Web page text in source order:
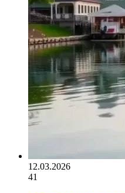
12.03.2026
41